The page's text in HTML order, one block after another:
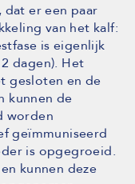
er een paar
van het kalf:
is eigenlijk
dagen). Het
gesloten en de
kunnen de
worden
geïmmuniseerd
is opgegroeid.
kunnen deze